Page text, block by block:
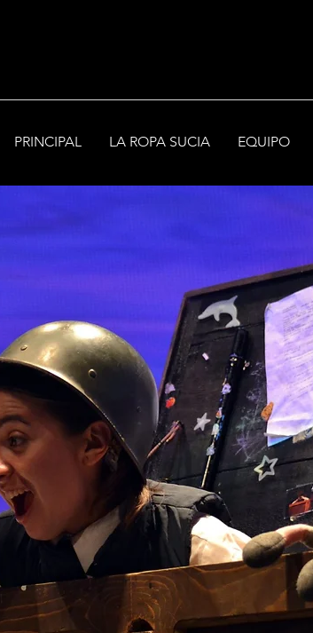
PRINCIPAL LA ROPA SUCIA EQUIPO